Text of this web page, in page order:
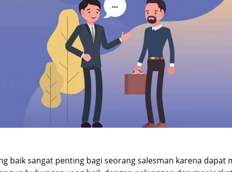
baik sangat penting bagi seorang salesman karena dapat